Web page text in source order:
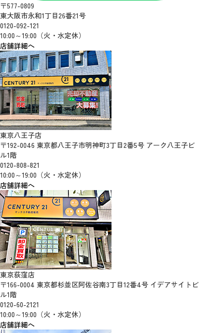
〒577-0809
東大阪市永和1丁目26番21号
0120-092-121
10:00～19:00（火・水定休）
店舗詳細へ
東京八王子店
〒192-0046 東京都八王子市明神町3丁目2番5号 アーク八王子ビ
ル1階
0120-808-821
10:00～19:00（火・水定休）
店舗詳細へ
東京荻窪店
〒166-0004 東京都杉並区阿佐谷南3丁目12番4号 イデアサイトビ
ル1階
0120-60-2121
10:00～19:00（火・水定休）
店舗詳細へ